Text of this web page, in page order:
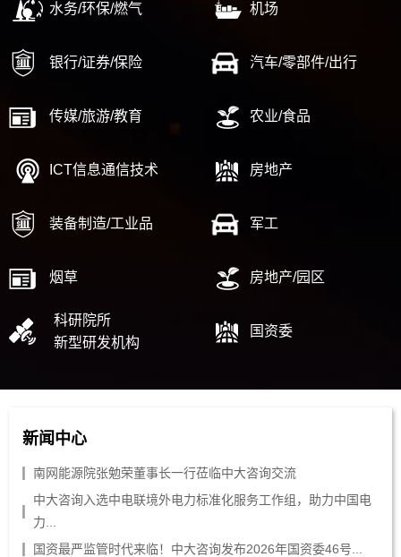
水务/环保/燃气 机场
银行/证券/保险 汽车/零部件/出行
传媒/旅游/教育 农业/食品
ICT信息通信技术 房地产
装备制造/工业品 军工
烟草 房地产/园区
科研院所
新型研发机构
国资委
新闻中心
南网能源院张勉荣董事长一行莅临中大咨询交流
中大咨询入选中电联境外电力标准化服务工作组，助力中国电
力...
国资最严监管时代来临！中大咨询发布2026年国资委46号...